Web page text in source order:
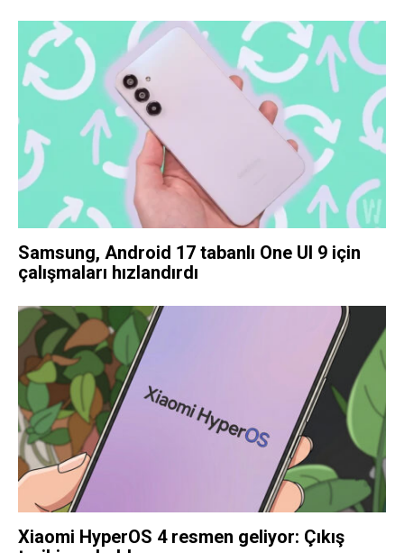
Samsung, Android 17 tabanlı One UI 9 için
çalışmaları hızlandırdı
Xiaomi HyperOS 4 resmen geliyor: Çıkış